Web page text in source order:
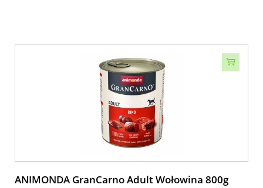
ANIMONDA GranCarno Adult Wołowina 800g